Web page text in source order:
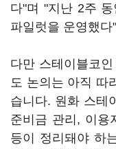
다"며 "지난 2주
파일럿을 운영했
다만 스테이블코
도 논의는 아직 따
습니다. 원화 스테
준비금 관리, 이용
등이 정리돼야 하